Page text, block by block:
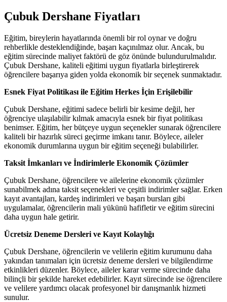
Çubuk Dershane Fiyatları
Eğitim, bireylerin hayatlarında önemli bir rol oynar ve doğru
rehberlikle desteklendiğinde, başarı kaçınılmaz olur. Ancak, bu
eğitim sürecinde maliyet faktörü de göz önünde bulundurulmalıdır.
Çubuk Dershane, kaliteli eğitimi uygun fiyatlarla birleştirerek
öğrencilere başarıya giden yolda ekonomik bir seçenek sunmaktadır.
Esnek Fiyat Politikası ile Eğitim Herkes İçin Erişilebilir
Çubuk Dershane, eğitimi sadece belirli bir kesime değil, her
öğrenciye ulaşılabilir kılmak amacıyla esnek bir fiyat politikası
benimser. Eğitim, her bütçeye uygun seçenekler sunarak öğrencilere
kaliteli bir hazırlık süreci geçirme imkanı tanır. Böylece, aileler
ekonomik durumlarına uygun bir eğitim seçeneği bulabilirler.
Taksit İmkanları ve İndirimlerle Ekonomik Çözümler
Çubuk Dershane, öğrencilere ve ailelerine ekonomik çözümler
sunabilmek adına taksit seçenekleri ve çeşitli indirimler sağlar. Erken
kayıt avantajları, kardeş indirimleri ve başarı bursları gibi
uygulamalar, öğrencilerin mali yükünü hafifletir ve eğitim sürecini
daha uygun hale getirir.
Ücretsiz Deneme Dersleri ve Kayıt Kolaylığı
Çubuk Dershane, öğrencilerin ve velilerin eğitim kurumunu daha
yakından tanımaları için ücretsiz deneme dersleri ve bilgilendirme
etkinlikleri düzenler. Böylece, aileler karar verme sürecinde daha
bilinçli bir şekilde hareket edebilirler. Kayıt sürecinde ise öğrencilere
ve velilere yardımcı olacak profesyonel bir danışmanlık hizmeti
sunulur.